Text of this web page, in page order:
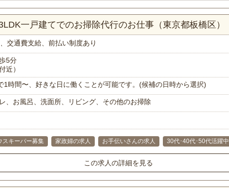
一戸建てでのお掃除代行のお仕事（東京都板橋区）
、交通費支給、前払い制度あり
5分
近）
1時間〜、好きな日に働くことが可能です。(候補の日時から選択)
、お風呂、洗面所、リビング、その他のお掃除
スキーパー募集 家政婦の求人 お手伝いさんの求人 30代･40代･50代活躍中
この求人の詳細を見る